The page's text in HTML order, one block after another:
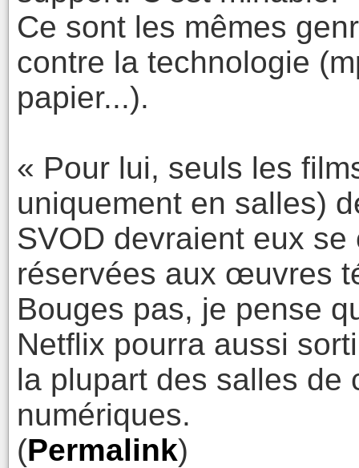
Ce sont les mêmes
contre la technologie
papier...).
« Pour lui, seuls les
uniquement en salles)
SVOD devraient eux
réservées aux œuvres
Bouges pas, je pense
Netflix pourra aussi
la plupart des salles de
numériques.
(Permalink)